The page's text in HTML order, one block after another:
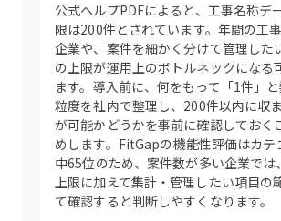
公式ヘルプPDFによると、工事名称デ
限は200件とされています。年間の工
企業や、案件を細かく分けて管理した
の上限が運用上のボトルネックになる
ます。導入前に、何をもって「1件」
粒度を社内で整理し、200件以内に収
が可能かどうかを事前に確認しておく
めします。FitGapの機能性評価はカテ
中65位のため、案件数が多い企業では
上限に加えて集計・管理したい項目の
て確認すると判断しやすくなります。